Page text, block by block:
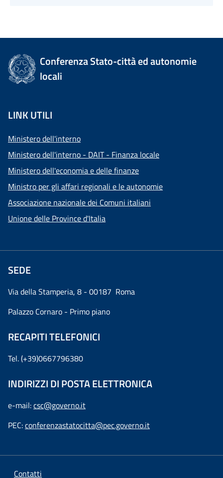
Conferenza Stato-città ed autonomie
locali
LINK UTILI
Ministero dell'interno
Ministero dell'interno - DAIT - Finanza locale
Ministero dell'economia e delle finanze
Ministro per gli affari regionali e le autonomie
Associazione nazionale dei Comuni italiani
Unione delle Province d'Italia
SEDE
Via della Stamperia, 8 - 00187 Roma
Palazzo Cornaro - Primo piano
RECAPITI TELEFONICI
Tel. (+39)0667796380
INDIRIZZI DI POSTA ELETTRONICA
e-mail:csc@governo.it
PEC:conferenzastatocitta@pec.governo.it
Contatti